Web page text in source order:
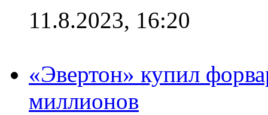
11.8.2023, 16:20
«Эвертон» купил
миллионов